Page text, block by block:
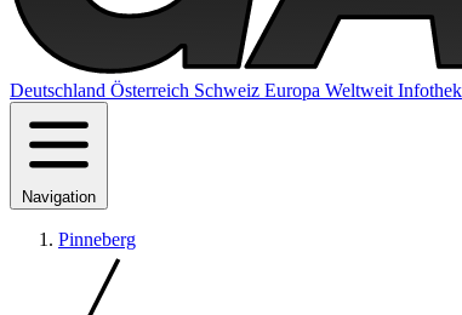
Deutschland Österreich Schweiz Europa Weltweit Infothek
Navigation
Pinneberg